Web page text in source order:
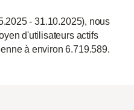
- 31.10.2025), nous
d'utilisateurs actifs
à environ 6.719.589.